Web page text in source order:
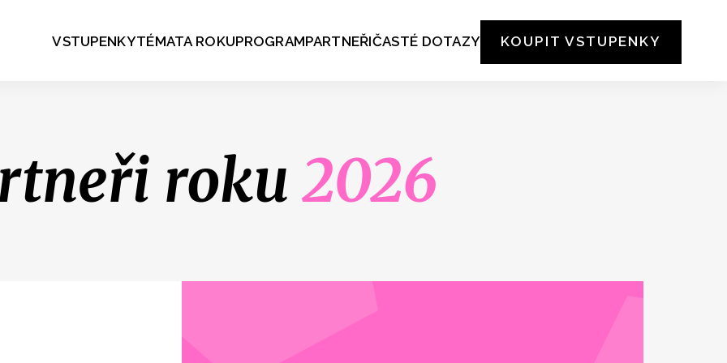
VSTUPENKYTÉMATA ROKUPROGRAMPARTNEŘIČASTÉ DOTAZY KOUPIT VSTUPENKY
roku2026